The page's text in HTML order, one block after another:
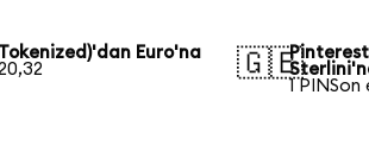
Euro'na
🇬🇧
1 PINSon